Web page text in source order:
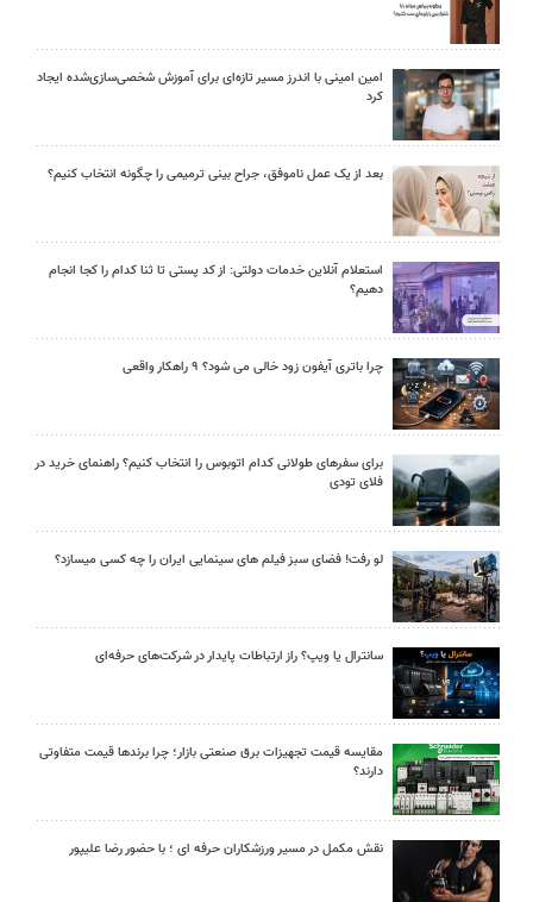
امین امینی با اندرز مسیر تازه‌ای برای آموزش شخصی‌سازی‌شده ایجاد
کرد
بعد از یک عمل ناموفق، جراح بینی ترمیمی را چگونه انتخاب کنیم؟
استعلام آنلاین خدمات دولتی: از کد پستی تا ثنا کدام را کجا انجام
دهیم؟
چرا باتری آیفون زود خالی می شود؟ ۹ راهکار واقعی
برای سفرهای طولانی کدام اتوبوس را انتخاب کنیم؟ راهنمای خرید در
فلای تودی
لو رفت! فضای سبز فیلم های سینمایی ایران را چه کسی میسازد؟
سانترال یا ویپ؟ راز ارتباطات پایدار در شرکت‌های حرفه‌ای
مقایسه قیمت تجهیزات برق صنعتی بازار؛ چرا برندها قیمت متفاوتی
دارند؟
نقش مکمل در مسیر ورزشکاران حرفه ای ؛ با حضور رضا علیپور